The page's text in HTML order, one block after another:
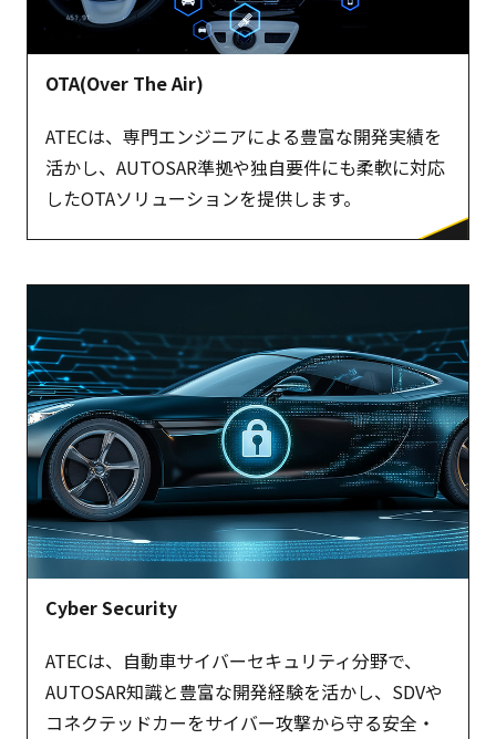
OTA(Over The Air)
ATECは、専門エンジニアによる豊富な開発実績を
活かし、AUTOSAR準拠や独自要件にも柔軟に対応
したOTAソリューションを提供します。
Cyber Security
ATECは、自動車サイバーセキュリティ分野で、
AUTOSAR知識と豊富な開発経験を活かし、SDVや
コネクテッドカーをサイバー攻撃から守る安全・